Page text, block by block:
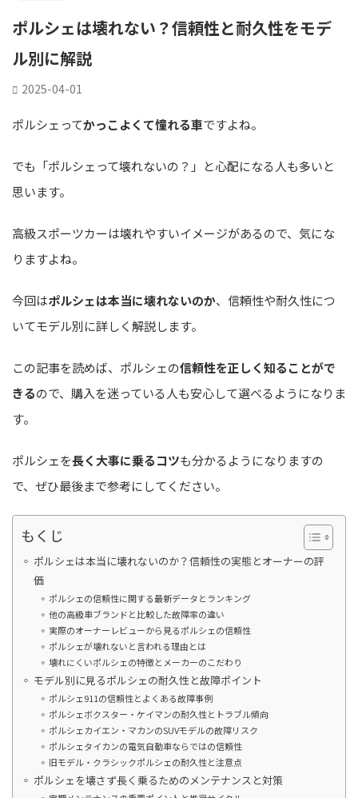
ポルシェは壊れない？信頼性と耐久性をモデ
ル別に解説
2025-04-01
ポルシェってかっこよくて憧れる車ですよね。
でも「ポルシェって壊れないの？」と心配になる人も多いと
思います。
高級スポーツカーは壊れやすいイメージがあるので、気にな
りますよね。
今回はポルシェは本当に壊れないのか、信頼性や耐久性につ
いてモデル別に詳しく解説します。
この記事を読めば、ポルシェの信頼性を正しく知ることがで
きるので、購入を迷っている人も安心して選べるようになりま
す。
ポルシェを長く大事に乗るコツも分かるようになりますの
で、ぜひ最後まで参考にしてください。
もくじ
ポルシェは本当に壊れないのか？信頼性の実態とオーナーの評
価
ポルシェの信頼性に関する最新データとランキング
他の高級車ブランドと比較した故障率の違い
実際のオーナーレビューから見るポルシェの信頼性
ポルシェが壊れないと言われる理由とは
壊れにくいポルシェの特徴とメーカーのこだわり
モデル別に見るポルシェの耐久性と故障ポイント
ポルシェ911の信頼性とよくある故障事例
ポルシェボクスター・ケイマンの耐久性とトラブル傾向
ポルシェカイエン・マカンのSUVモデルの故障リスク
ポルシェタイカンの電気自動車ならではの信頼性
旧モデル・クラシックポルシェの耐久性と注意点
ポルシェを壊さず長く乗るためのメンテナンスと対策